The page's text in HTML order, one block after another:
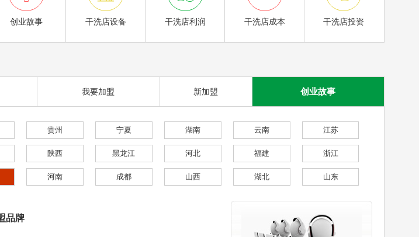
创业故事 干洗店设备 干洗店利润 干洗店成本 干洗店投资
我要加盟 新加盟 创业故事
贵州 宁夏 湖南 云南 江苏
陕西 黑龙江 河北 福建 浙江
河南 成都 山西 湖北 山东
品牌